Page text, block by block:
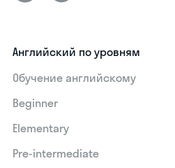
Английский по уровням
Обучение английскому
Beginner
Elementary
Pre-intermediate